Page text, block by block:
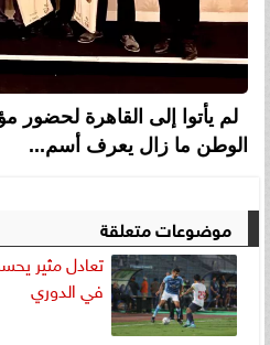
لم يأتوا إلى القاهرة لحضور
الوطن ما زال يعرف أسم...
موضوعات متعلقة
تعادل مثير
في الدوري